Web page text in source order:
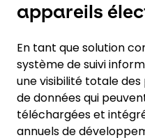
appareils
En tant que solution
système de suivi
une visibilité totale
de données qui
téléchargées et
annuels de